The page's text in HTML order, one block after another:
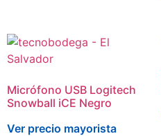
Micrófono USB Logitech
Snowball iCE Negro
Ver precio mayorista